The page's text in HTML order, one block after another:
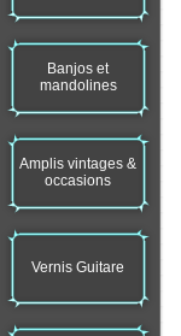
Banjos et
mandolines
Amplis vintages &
occasions
Vernis Guitare